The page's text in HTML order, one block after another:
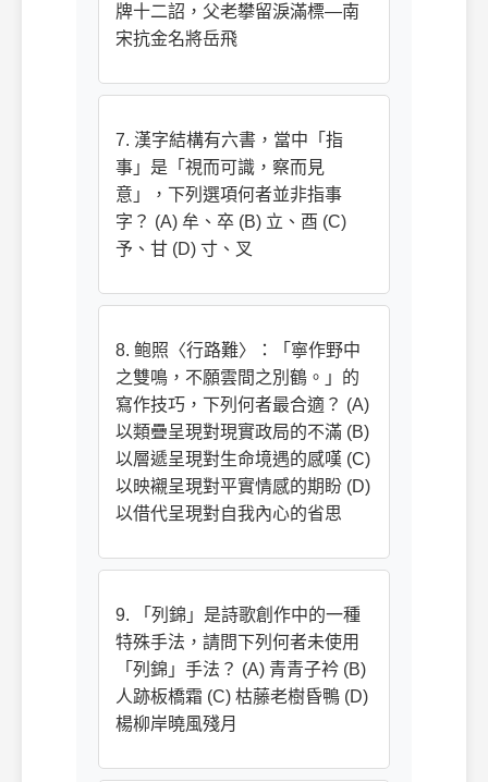
牌十二詔，父老攀留淚滿標—南
宋抗金名將岳飛
7. 漢字結構有六書，當中「指
事」是「視而可識，察而見
意」，下列選項何者並非指事
字？ (A) 牟、卒 (B) 立、酉 (C)
予、甘 (D) 寸、叉
8. 鲍照〈行路難〉：「寧作野中
之雙鳴，不願雲間之別鶴。」的
寫作技巧，下列何者最合適？ (A)
以類疊呈現對現實政局的不滿 (B)
以層遞呈現對生命境遇的感嘆 (C)
以映襯呈現對平實情感的期盼 (D)
以借代呈現對自我內心的省思
9. 「列錦」是詩歌創作中的一種
特殊手法，請問下列何者未使用
「列錦」手法？ (A) 青青子衿 (B)
人跡板橋霜 (C) 枯藤老樹昏鴨 (D)
楊柳岸曉風殘月